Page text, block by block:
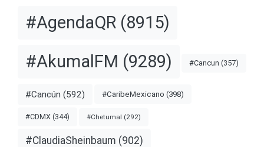
#AgendaQR (8915)
#AkumalFM (9289) #Cancun (357)
#Cancún (592) #CaribeMexicano (398)
#CDMX (344) #Chetumal (292)
#ClaudiaSheinbaum (902)